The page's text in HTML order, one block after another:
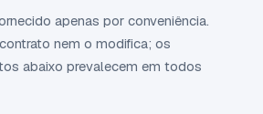
apenas por conveniência.
nem o modifica; os
abaixo prevalecem em todos